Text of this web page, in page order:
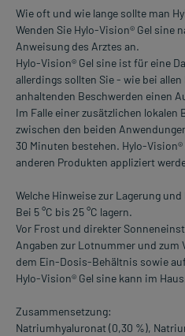
Wie oft und wie lange sollte man
Wenden Sie Hylo-Vision® Gel sine
Anweisung des Arztes an.
Hylo-Vision® Gel sine ist für eine
allerdings sollten Sie - wie bei
anhaltenden Beschwerden einen
Im Falle einer zusätzlichen lokalen
zwischen den beiden
30 Minuten bestehen. Hylo-
anderen Produkten appliziert
Welche Hinweise zur Lagerung
Bei 5 °C bis 25 °C lagern.
Vor Frost und direkter
Angaben zur Lotnummer und zum
dem Ein-Dosis-Behältnis sowie
Hylo-Vision® Gel sine kann im
Zusammensetzung:
Natriumhyaluronat (0,30 %),